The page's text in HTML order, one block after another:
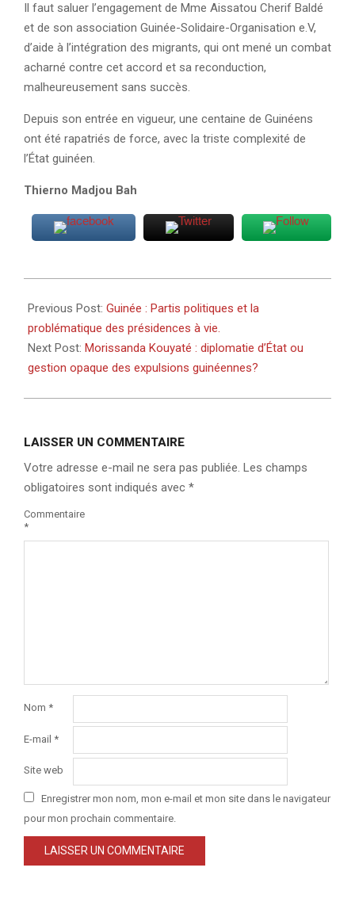
Il faut saluer l’engagement de Mme Aissatou Cherif Baldé
et de son association Guinée-Solidaire-Organisation e.V,
d’aide à l’intégration des migrants, qui ont mené un combat
acharné contre cet accord et sa reconduction,
malheureusement sans succès.
Depuis son entrée en vigueur, une centaine de Guinéens
ont été rapatriés de force, avec la triste complexité de
l’État guinéen.
Thierno Madjou Bah
02-
24
Previous Post: Guinée : Partis politiques et la
problématique des présidences à vie.
Next Post: Morissanda Kouyaté : diplomatie d’État ou
gestion opaque des expulsions guinéennes?
LAISSER UN COMMENTAIRE
Votre adresse e-mail ne sera pas publiée. Les champs
obligatoires sont indiqués avec *
Commentaire
*
Nom *
E-mail *
Site web
Enregistrer mon nom, mon e-mail et mon site dans le navigateur
pour mon prochain commentaire.